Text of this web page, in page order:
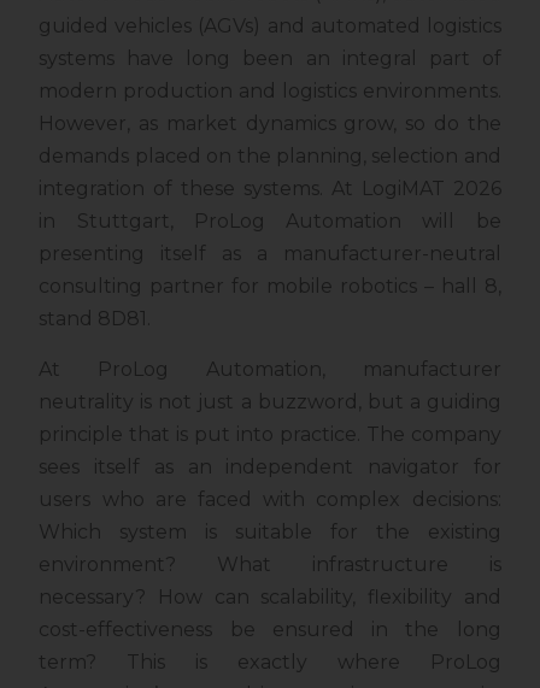
guided vehicles (AGVs) and automated logistics
systems have long been an integral part of
modern production and logistics environments.
However, as market dynamics grow, so do the
demands placed on the planning, selection and
integration of these systems. At LogiMAT 2026
in Stuttgart, ProLog Automation will be
presenting itself as a manufacturer-neutral
consulting partner for mobile robotics – hall 8,
stand 8D81.
At ProLog Automation, manufacturer
neutrality is not just a buzzword, but a guiding
principle that is put into practice. The company
sees itself as an independent navigator for
users who are faced with complex decisions:
Which system is suitable for the existing
environment? What infrastructure is
necessary? How can scalability, flexibility and
cost-effectiveness be ensured in the long
term? This is exactly where ProLog